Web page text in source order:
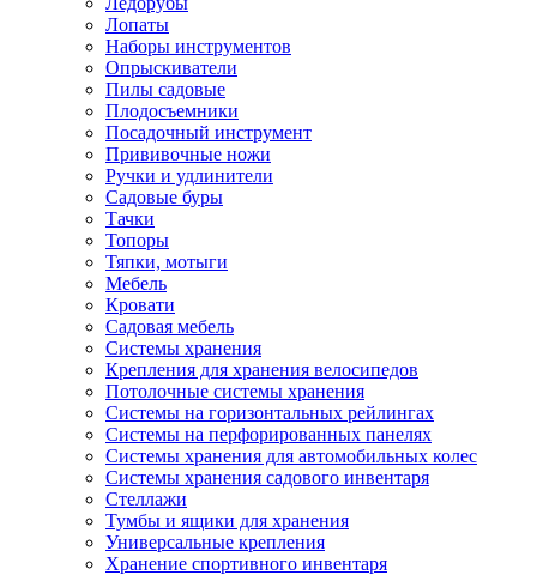
Лопаты
Наборы инструментов
Опрыскиватели
Пилы садовые
Плодосъемники
Посадочный инструмент
Прививочные ножи
Ручки и удлинители
Садовые буры
Тачки
Топоры
Тяпки, мотыги
Мебель
Кровати
Садовая мебель
Системы хранения
Крепления для хранения велосипедов
Потолочные системы хранения
Системы на горизонтальных рейлингах
Системы на перфорированных панелях
Системы хранения для автомобильных колес
Системы хранения садового инвентаря
Стеллажи
Тумбы и ящики для хранения
Универсальные крепления
Хранение спортивного инвентаря